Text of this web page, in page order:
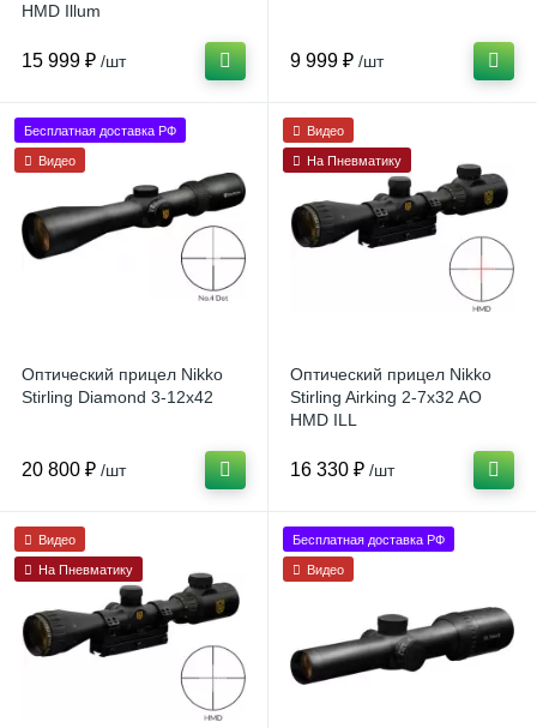
HMD Illum
15 999 ₽ /шт 9 999 ₽ /шт
Бесплатная доставка РФ
Видео
Оптический прицел Nikko
Stirling Diamond 3-12x42
20 800 ₽ /шт
Видео
На Пневматику
Оптический прицел Nikko
Stirling Airking 2-7x32 AO
HMD ILL
16 330 ₽ /шт
Видео
На Пневматику
Бесплатная доставка РФ
Видео